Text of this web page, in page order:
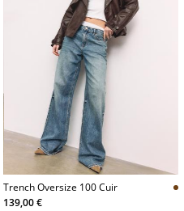
Trench Oversize 100 Cuir
139,00 €